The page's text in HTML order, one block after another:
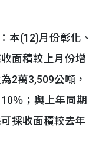
(12)月份彰化、
面積較上月份增
2萬3,509公噸，
％；與上年同期
採收面積較去年